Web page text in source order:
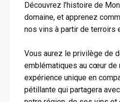
Découvrez l’histoire de
domaine, et apprenez
nos vins à partir de terroirs
Vous aurez le privilège de
emblématiques au cœur de
expérience unique en
pétillante qui partagera